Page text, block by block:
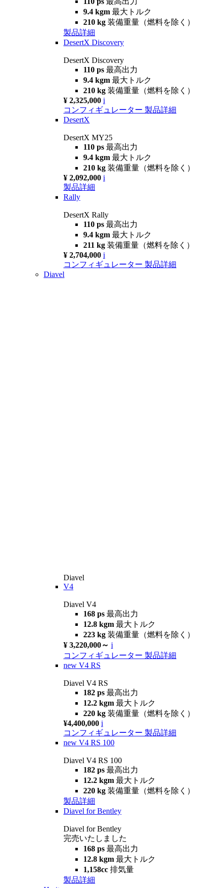
9.4 kgm 最大トルク
210 kg 装備重量（燃料を除く）
製品詳細
DesertX Discovery
DesertX Discovery
110 ps 最高出力
9.4 kgm 最大トルク
210 kg 装備重量（燃料を除く）
¥ 2,325,000 i
コンフィギュレーター 製品詳細
DesertX
DesertX MY25
110 ps 最高出力
9.4 kgm 最大トルク
210 kg 装備重量（燃料を除く）
¥ 2,092,000 i
製品詳細
Rally
DesertX Rally
110 ps 最高出力
9.4 kgm 最大トルク
211 kg 装備重量（燃料を除く）
¥ 2,704,000 i
コンフィギュレーター 製品詳細
Diavel
Diavel
V4
Diavel V4
168 ps 最高出力
12.8 kgm 最大トルク
223 kg 装備重量（燃料を除く）
¥ 3,220,000～ i
コンフィギュレーター 製品詳細
new V4 RS
Diavel V4 RS
182 ps 最高出力
12.2 kgm 最大トルク
220 kg 装備重量（燃料を除く）
¥4,400,000 i
コンフィギュレーター 製品詳細
new V4 RS 100
Diavel V4 RS 100
182 ps 最高出力
12.2 kgm 最大トルク
220 kg 装備重量（燃料を除く）
製品詳細
Diavel for Bentley
Diavel for Bentley
完売いたしました
168 ps 最高出力
12.8 kgm 最大トルク
1,158cc 排気量
製品詳細